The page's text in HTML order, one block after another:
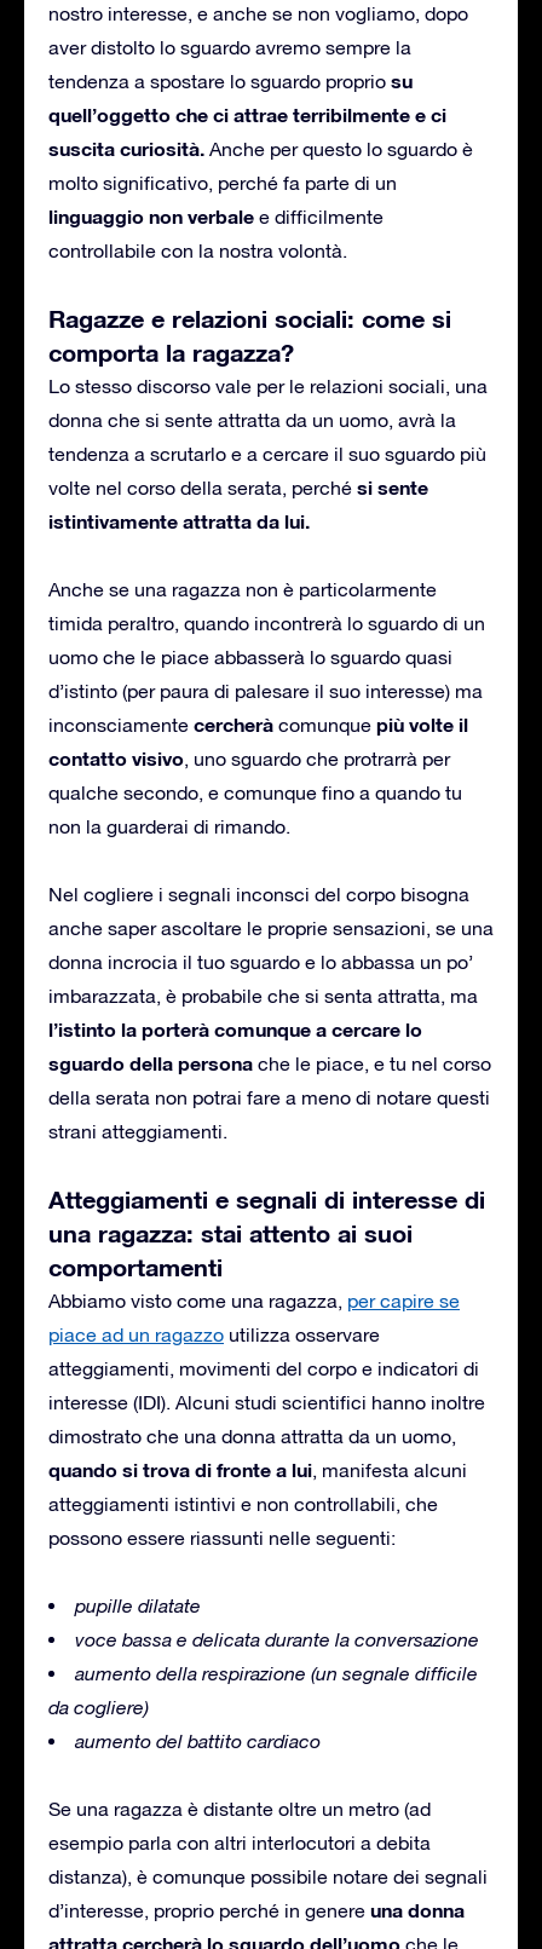
nostro interesse, e anche se non vogliamo, dopo
aver distolto lo sguardo avremo sempre la
tendenza a spostare lo sguardo proprio su
quell’oggetto che ci attrae terribilmente e ci
suscita curiosità. Anche per questo lo sguardo è
molto significativo, perché fa parte di un
linguaggio non verbale e difficilmente
controllabile con la nostra volontà.
Ragazze e relazioni sociali: come si
comporta la ragazza?
Lo stesso discorso vale per le relazioni sociali, una
donna che si sente attratta da un uomo, avrà la
tendenza a scrutarlo e a cercare il suo sguardo più
volte nel corso della serata, perché si sente
istintivamente attratta da lui.
Anche se una ragazza non è particolarmente
timida peraltro, quando incontrerà lo sguardo di un
uomo che le piace abbasserà lo sguardo quasi
d’istinto (per paura di palesare il suo interesse) ma
inconsciamente cercherà comunque più volte il
contatto visivo, uno sguardo che protrarrà per
qualche secondo, e comunque fino a quando tu
non la guarderai di rimando.
Nel cogliere i segnali inconsci del corpo bisogna
anche saper ascoltare le proprie sensazioni, se una
donna incrocia il tuo sguardo e lo abbassa un po’
imbarazzata, è probabile che si senta attratta, ma
l’istinto la porterà comunque a cercare lo
sguardo della persona che le piace, e tu nel corso
della serata non potrai fare a meno di notare questi
strani atteggiamenti.
Atteggiamenti e segnali di interesse di
una ragazza: stai attento ai suoi
comportamenti
Abbiamo visto come una ragazza, per capire se
piace ad un ragazzo utilizza osservare
atteggiamenti, movimenti del corpo e indicatori di
interesse (IDI). Alcuni studi scientifici hanno inoltre
dimostrato che una donna attratta da un uomo,
quando si trova di fronte a lui, manifesta alcuni
atteggiamenti istintivi e non controllabili, che
possono essere riassunti nelle seguenti:
pupille dilatate
voce bassa e delicata durante la conversazione
aumento della respirazione (un segnale difficile
da cogliere)
aumento del battito cardiaco
Se una ragazza è distante oltre un metro (ad
esempio parla con altri interlocutori a debita
distanza), è comunque possibile notare dei segnali
d’interesse, proprio perché in genere una donna
attratta cercherà lo sguardo dell’uomo che le